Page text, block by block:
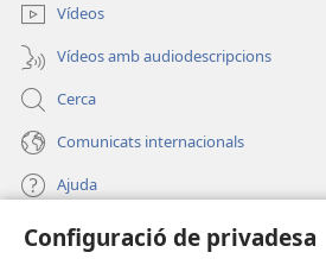
Configuració de privadesa
nova)Vídeos
Vídeos amb audiodescripcions
Cerca
Comunicats internacionals
Ajuda
Donacions